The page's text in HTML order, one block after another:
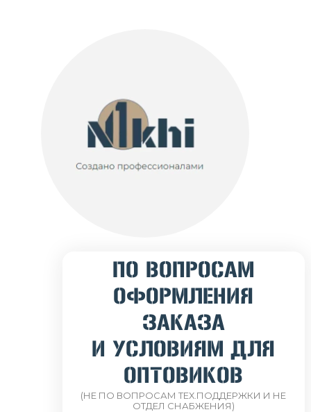
ПО ВОПРОСАМ
ОФОРМЛЕНИЯ
ЗАКАЗА
И УСЛОВИЯМ ДЛЯ
ОПТОВИКОВ
(НЕ ПО ВОПРОСАМ ТЕХ.ПОДДЕРЖКИ И НЕ
ОТДЕЛ СНАБЖЕНИЯ)